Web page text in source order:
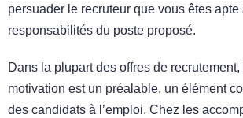
persuader le recruteur que vous êtes
responsabilités du poste proposé.
Dans la plupart des offres de
motivation est un préalable, un élément
des candidats à l’emploi. Chez les